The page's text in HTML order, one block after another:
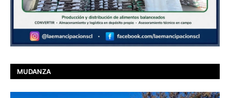
MUDANZA